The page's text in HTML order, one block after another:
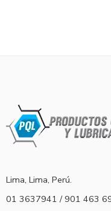
Lima, Lima, Perú.
01 3637941 / 901 463